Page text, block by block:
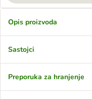
Opis proizvoda
Sastojci
Preporuka za hranjenje